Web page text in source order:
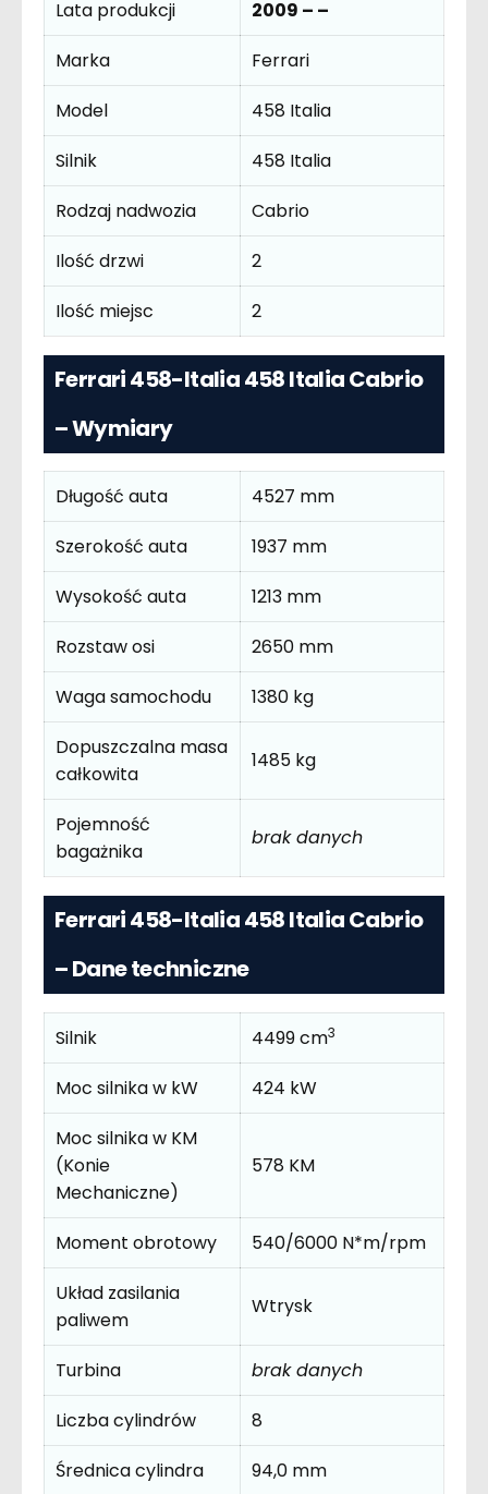
Lata produkcji
2009 – –
Marka
Ferrari
Model
458 Italia
Silnik
458 Italia
Rodzaj nadwozia
Cabrio
Ilość drzwi
2
Ilość miejsc
2
Ferrari 458-Italia 458 Italia Cabrio
– Wymiary
Długość auta
4527 mm
Szerokość auta
1937 mm
Wysokość auta
1213 mm
Rozstaw osi
2650 mm
Waga samochodu
1380 kg
Dopuszczalna masa
całkowita
1485 kg
Pojemność
bagażnika
brak danych
Ferrari 458-Italia 458 Italia Cabrio
– Dane techniczne
Silnik 4499 cm3
Moc silnika w kW
424 kW
Moc silnika w KM
(Konie
Mechaniczne)
578 KM
Moment obrotowy
540/6000 N*m/rpm
Układ zasilania
paliwem
Wtrysk
Turbina
brak danych
Liczba cylindrów
8
Średnica cylindra
94,0 mm